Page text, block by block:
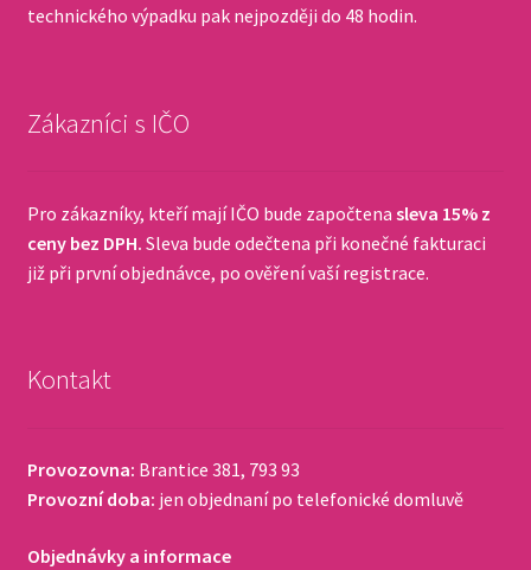
technického výpadku pak nejpozději do 48 hodin.
Zákazníci s IČO
Pro zákazníky, kteří mají IČO bude započtena sleva 15% z
ceny bez DPH. Sleva bude odečtena při konečné fakturaci
již při první objednávce, po ověření vaší registrace.
Kontakt
Provozovna: Brantice 381, 793 93
Provozní doba: jen objednaní po telefonické domluvě
Objednávky a informace